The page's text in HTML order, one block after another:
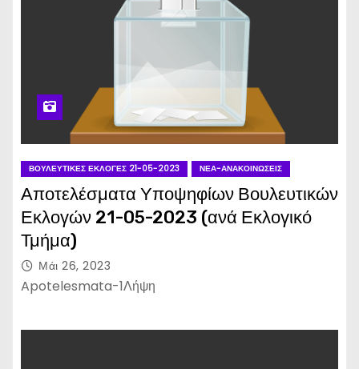
ΒΟΥΛΕΥΤΙΚΈΣ ΕΚΛΟΓΈΣ 21-05-2023 ΝΈΑ-ΑΝΑΚΟΙΝΏΣΕΙΣ
Αποτελέσματα Υποψηφίων Βουλευτικών
Εκλογών 21-05-2023 (ανά Εκλογικό
Τμήμα)
Μάι 26, 2023
Apotelesmata-1Λήψη